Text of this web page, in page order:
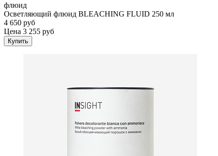
флюид
Осветляющий флюид BLEACHING FLUID 250 мл
4 650 руб
Цена 3 255 руб
Купить